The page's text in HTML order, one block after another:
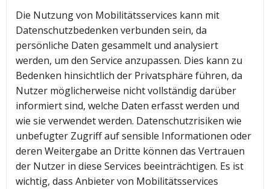
Die Nutzung von Mobilitätsservices kann mit
Datenschutzbedenken verbunden sein, da
persönliche Daten gesammelt und analysiert
werden, um den Service anzupassen. Dies kann zu
Bedenken hinsichtlich der Privatsphäre führen, da
Nutzer möglicherweise nicht vollständig darüber
informiert sind, welche Daten erfasst werden und
wie sie verwendet werden. Datenschutzrisiken wie
unbefugter Zugriff auf sensible Informationen oder
deren Weitergabe an Dritte können das Vertrauen
der Nutzer in diese Services beeinträchtigen. Es ist
wichtig, dass Anbieter von Mobilitätsservices